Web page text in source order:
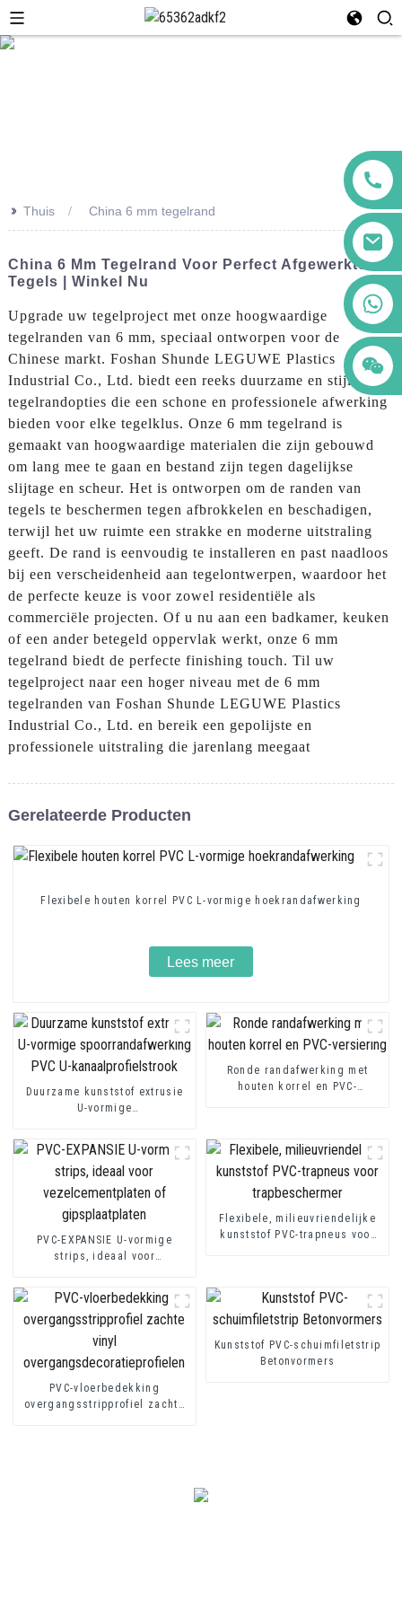
>> Thuis China 6 mm tegelrand
China 6 Mm Tegelrand Voor Perfect Afgewerkte
Tegels | Winkel Nu
Upgrade uw tegelproject met onze hoogwaardige
tegelranden van 6 mm, speciaal ontworpen voor de
Chinese markt. Foshan Shunde LEGUWE Plastics
Industrial Co., Ltd. biedt een reeks duurzame en stijlvolle
tegelrandopties die een schone en professionele afwerking
bieden voor elke tegelklus. Onze 6 mm tegelrand is
gemaakt van hoogwaardige materialen die zijn gebouwd
om lang mee te gaan en bestand zijn tegen dagelijkse
slijtage en scheur. Het is ontworpen om de randen van
tegels te beschermen tegen afbrokkelen en beschadigen,
terwijl het uw ruimte een strakke en moderne uitstraling
geeft. De rand is eenvoudig te installeren en past naadloos
bij een verscheidenheid aan tegelontwerpen, waardoor het
de perfecte keuze is voor zowel residentiële als
commerciële projecten. Of u nu aan een badkamer, keuken
of een ander betegeld oppervlak werkt, onze 6 mm
tegelrand biedt de perfecte finishing touch. Til uw
tegelproject naar een hoger niveau met de 6 mm
tegelranden van Foshan Shunde LEGUWE Plastics
Industrial Co., Ltd. en bereik een gepolijste en
professionele uitstraling die jarenlang meegaat
Gerelateerde Producten
Flexibele houten korrel PVC L-vormige hoekrandafwerking
Lees meer
Duurzame kunststof extrusie
U-vormige
Ronde randafwerking met
houten korrel en PVC-
PVC-EXPANSIE U-vormige
strips, ideaal voor
Flexibele, milieuvriendelijke
kunststof PVC-trapneus voor
PVC-vloerbedekking
overgangsstripprofiel zachte
Kunststof PVC-schuimfiletstrip
Betonvormers